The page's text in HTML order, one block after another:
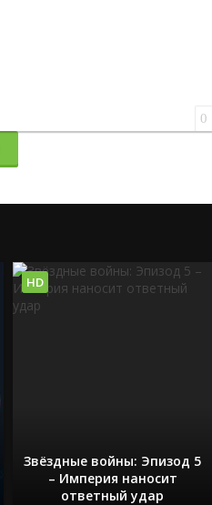
0
Звёздные войны: Эпизод 5
– Империя наносит
ответный удар
HD